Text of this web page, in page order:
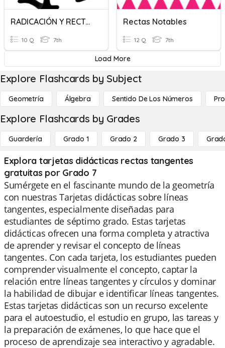
RADICACIÓN Y RECTAS
10 Q 7th
Rectas Notables
12 Q 7th
Load More
Explore Flashcards by Subject
Geometría Álgebra Sentido De Los Números
Explore Flashcards by Grades
Guardería Grado 1 Grado 2 Grado 3
Explora tarjetas didácticas rectas tangentes
gratuitas por Grado 7
Sumérgete en el fascinante mundo de la geometría
con nuestras Tarjetas didácticas sobre líneas
tangentes, especialmente diseñadas para
estudiantes de séptimo grado. Estas tarjetas
didácticas ofrecen una forma completa y atractiva
de aprender y revisar el concepto de líneas
tangentes. Con cada tarjeta, los estudiantes pueden
comprender visualmente el concepto, captar la
relación entre líneas tangentes y círculos y dominar
la habilidad de dibujar e identificar líneas tangentes.
Estas tarjetas didácticas son un recurso excelente
para el autoestudio, el estudio en grupo, las tareas y
la preparación de exámenes, lo que hace que el
proceso de aprendizaje sea interactivo y agradable.